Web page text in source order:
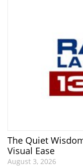
The Quiet
Visual Ease
August 3, 2026